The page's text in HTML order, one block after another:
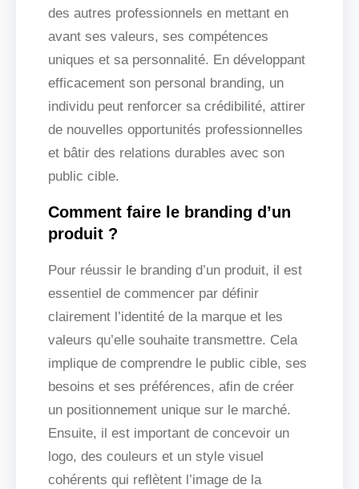
des autres professionnels en mettant en
avant ses valeurs, ses compétences
uniques et sa personnalité. En développant
efficacement son personal branding, un
individu peut renforcer sa crédibilité, attirer
de nouvelles opportunités professionnelles
et bâtir des relations durables avec son
public cible.
Comment faire le branding d’un
produit ?
Pour réussir le branding d’un produit, il est
essentiel de commencer par définir
clairement l’identité de la marque et les
valeurs qu’elle souhaite transmettre. Cela
implique de comprendre le public cible, ses
besoins et ses préférences, afin de créer
un positionnement unique sur le marché.
Ensuite, il est important de concevoir un
logo, des couleurs et un style visuel
cohérents qui reflètent l’image de la